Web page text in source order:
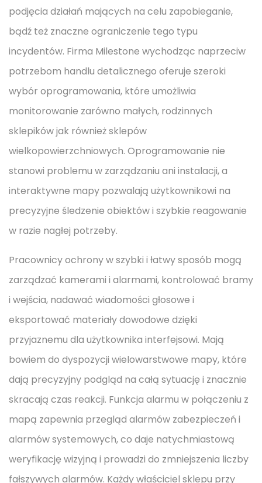
podjęcia działań mających na celu zapobieganie,
bądź też znaczne ograniczenie tego typu
incydentów. Firma Milestone wychodząc naprzeciw
potrzebom handlu detalicznego oferuje szeroki
wybór oprogramowania, które umożliwia
monitorowanie zarówno małych, rodzinnych
sklepików jak również sklepów
wielkopowierzchniowych. Oprogramowanie nie
stanowi problemu w zarządzaniu ani instalacji, a
interaktywne mapy pozwalają użytkownikowi na
precyzyjne śledzenie obiektów i szybkie reagowanie
w razie nagłej potrzeby.
Pracownicy ochrony w szybki i łatwy sposób mogą
zarządzać kamerami i alarmami, kontrolować bramy
i wejścia, nadawać wiadomości głosowe i
eksportować materiały dowodowe dzięki
przyjaznemu dla użytkownika interfejsowi. Mają
bowiem do dyspozycji wielowarstwowe mapy, które
dają precyzyjny podgląd na całą sytuację i znacznie
skracają czas reakcji. Funkcja alarmu w połączeniu z
mapą zapewnia przegląd alarmów zabezpieczeń i
alarmów systemowych, co daje natychmiastową
weryfikację wizyjną i prowadzi do zmniejszenia liczby
fałszywych alarmów. Każdy właściciel sklepu przy